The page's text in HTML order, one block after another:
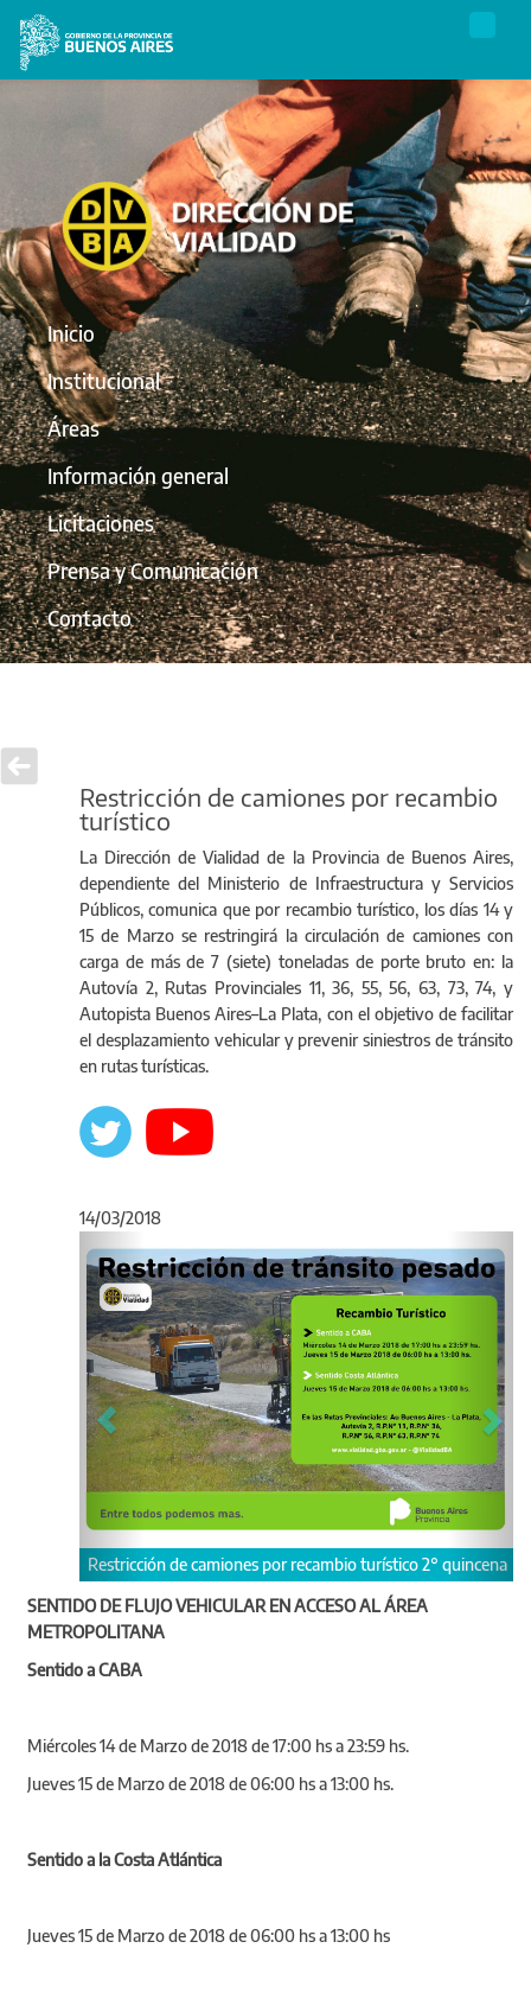
Inicio
Institucional
Áreas
Información general
Licitaciones
Prensa y Comunicación
Contacto
Restricción de camiones por recambio
turístico
La Dirección de Vialidad de la Provincia de Buenos Aires,
dependiente del Ministerio de Infraestructura y Servicios
Públicos, comunica que por recambio turístico, los días 14 y
15 de Marzo se restringirá la circulación de camiones con
carga de más de 7 (siete) toneladas de porte bruto en: la
Autovía 2, Rutas Provinciales 11, 36, 55, 56, 63, 73, 74, y
Autopista Buenos Aires–La Plata, con el objetivo de facilitar
el desplazamiento vehicular y prevenir siniestros de tránsito
en rutas turísticas.
14/03/2018
Restricción de camiones por recambio turístico 2° quincena
Anterior
SENTIDO DE FLUJO VEHICULAR EN ACCESO AL ÁREA
METROPOLITANA
Sentido a CABA
Miércoles 14 de Marzo de 2018 de 17:00 hs a 23:59 hs.
Jueves 15 de Marzo de 2018 de 06:00 hs a 13:00 hs.
Sentido a la Costa Atlántica
Jueves 15 de Marzo de 2018 de 06:00 hs a 13:00 hs